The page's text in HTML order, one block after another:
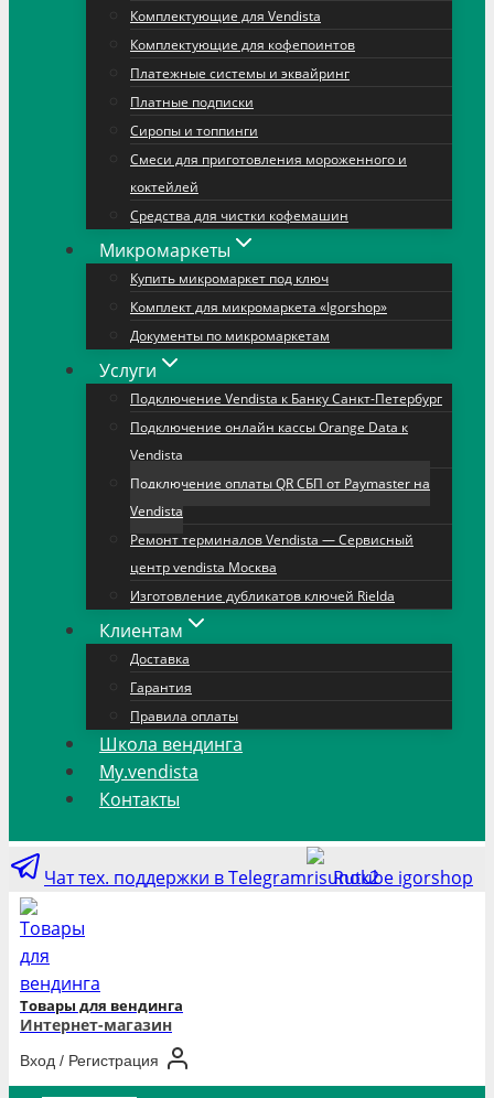
Комплектующие для Vendista
Комплектующие для кофепоинтов
Платежные системы и эквайринг
Платные подписки
Сиропы и топпинги
Смеси для приготовления мороженного и
коктейлей
Средства для чистки кофемашин
Микромаркеты
Купить микромаркет под ключ
Комплект для микромаркета «Igorshop»
Документы по микромаркетам
Услуги
Подключение Vendista к Банку Санкт-Петербург
Подключение онлайн кассы Orange Data к
Vendista
Подключение оплаты QR СБП от Paymaster на
Vendista
Ремонт терминалов Vendista — Сервисный
центр vendista Москва
Изготовление дубликатов ключей Rielda
Клиентам
Доставка
Гарантия
Правила оплаты
Школа вендинга
My.vendista
Контакты
Чат тех. поддержки в Telegram Rutube igorshop
Товары для вендинга
Интернет-магазин
Вход / Регистрация